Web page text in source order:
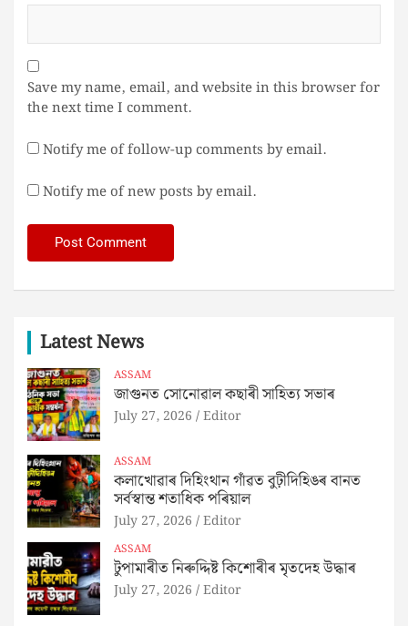
Save my name, email, and website in this browser for
the next time I comment.
Notify me of follow-up comments by email.
Notify me of new posts by email.
Latest News
ASSAM
জাগুনত সোনোৱাল কছাৰী সাহিত্য সভাৰ
July 27, 2026 Editor
ASSAM
কলাখোৱাৰ দিহিংথান গাঁৱত বুঢ়ীদিহিঙৰ বানত
সৰ্বস্বান্ত শতাধিক পৰিয়াল
July 27, 2026 Editor
ASSAM
টুপামাৰীত নিৰুদ্দিষ্ট কিশোৰীৰ মৃতদেহ উদ্ধাৰ
July 27, 2026 Editor